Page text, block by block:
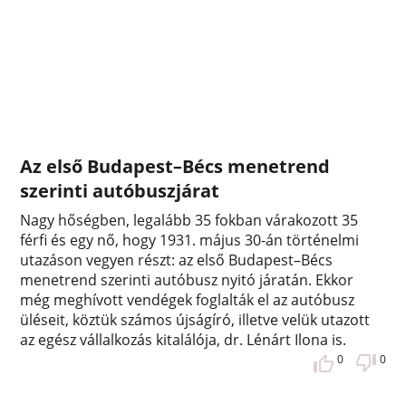
Az első Budapest–Bécs menetrend
szerinti autóbuszjárat
Nagy hőségben, legalább 35 fokban várakozott 35
férfi és egy nő, hogy 1931. május 30-án történelmi
utazáson vegyen részt: az első Budapest–Bécs
menetrend szerinti autóbusz nyitó járatán. Ekkor
még meghívott vendégek foglalták el az autóbusz
üléseit, köztük számos újságíró, illetve velük utazott
az egész vállalkozás kitalálója, dr. Lénárt Ilona is.
0 0